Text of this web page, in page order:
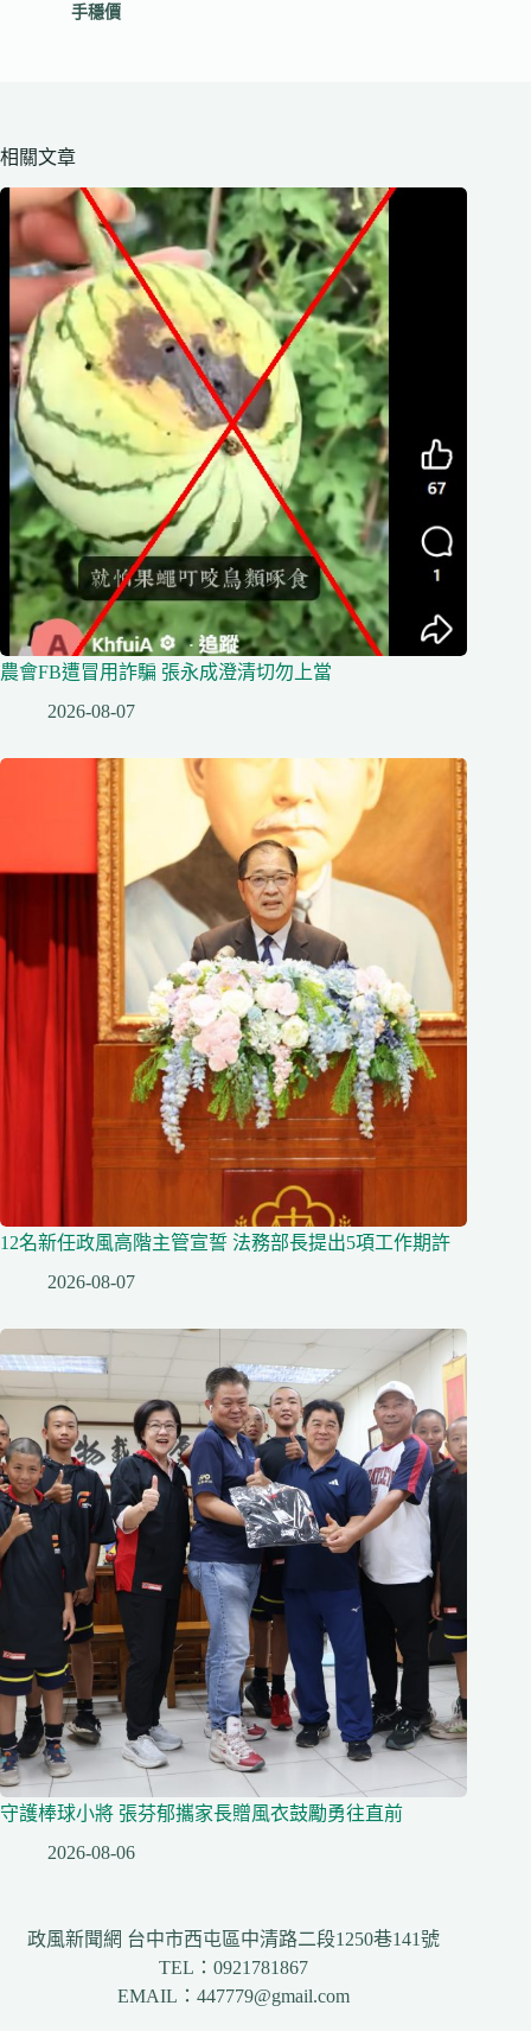
手穩價
相關文章
農會FB遭冒用詐騙 張永成澄清切勿上當
2026-08-07
12名新任政風高階主管宣誓 法務部長提出5項工作期許
2026-08-07
守護棒球小將 張芬郁攜家長贈風衣鼓勵勇往直前
2026-08-06
政風新聞網 台中市西屯區中清路二段1250巷141號
TEL：0921781867
EMAIL：447779@gmail.com